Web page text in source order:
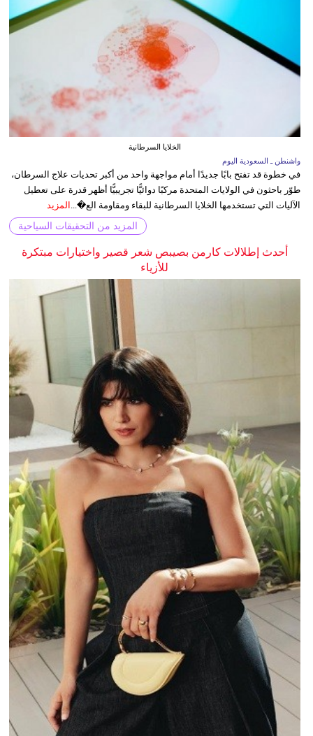
الخلايا السرطانية
واشنطن ـ السعودية اليوم
في خطوة قد تفتح بابًا جديدًا أمام مواجهة واحد من أكبر تحديات علاج السرطان،
طوّر باحثون في الولايات المتحدة مركبًا دوائيًّا تجريبيًّا أظهر قدرة على تعطيل
الآليات التي تستخدمها الخلايا السرطانية للبقاء ومقاومة الع�... المزيد
المزيد من التحقيقات السياحية
أحدث إطلالات كارمن بصيبص شعر قصير واختيارات مبتكرة
للأزياء